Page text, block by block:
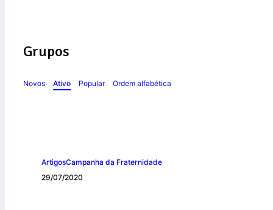
Grupos
Novos Ativo Popular Ordem alfabética
ArtigosCampanha da Fraternidade
29/07/2020